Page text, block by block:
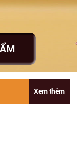
Xem thêm